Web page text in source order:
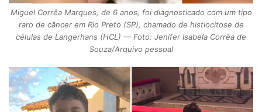
Miguel Corrêa Marques, de 6 anos, foi diagnosticado com um tipo
raro de câncer em Rio Preto (SP), chamado de histiocitose de
células de Langerhans (HCL) — Foto: Jenifer Isabela Corrêa de
Souza/Arquivo pessoal